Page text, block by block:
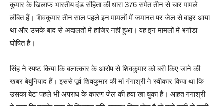
कुमार के खिलाफ भारतीय दंड संहिता की धारा 376 समेत तीन से चार मामले
लंबित हैं। शिवकुमार तीन साल पहले इन मामलों में जमानत पर जेल से बाहर आया
था और उसके बाद से अदालतों में हाजिर नहीं हुआ। वह इन मामलों में भगोडा
घोषित है।
सिंह ने स्पष्ट किया कि बलात्कार के आरोप से शिवकुमार को बरी किए जाने की
खबर बेबुनियाद हैं। इससे पूर्व शिवकुमार की मां गंगाश्री ने स्वीकार किया था कि
उसका बेटा पहले भी अपराध के कारण जेल की हवा खा चुका है। आहत गंगाश्री